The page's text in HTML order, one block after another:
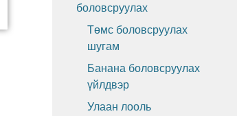
боловсруулах
Төмс боловсруулах
шугам
Банана боловсруулах
үйлдвэр
Улаан лооль